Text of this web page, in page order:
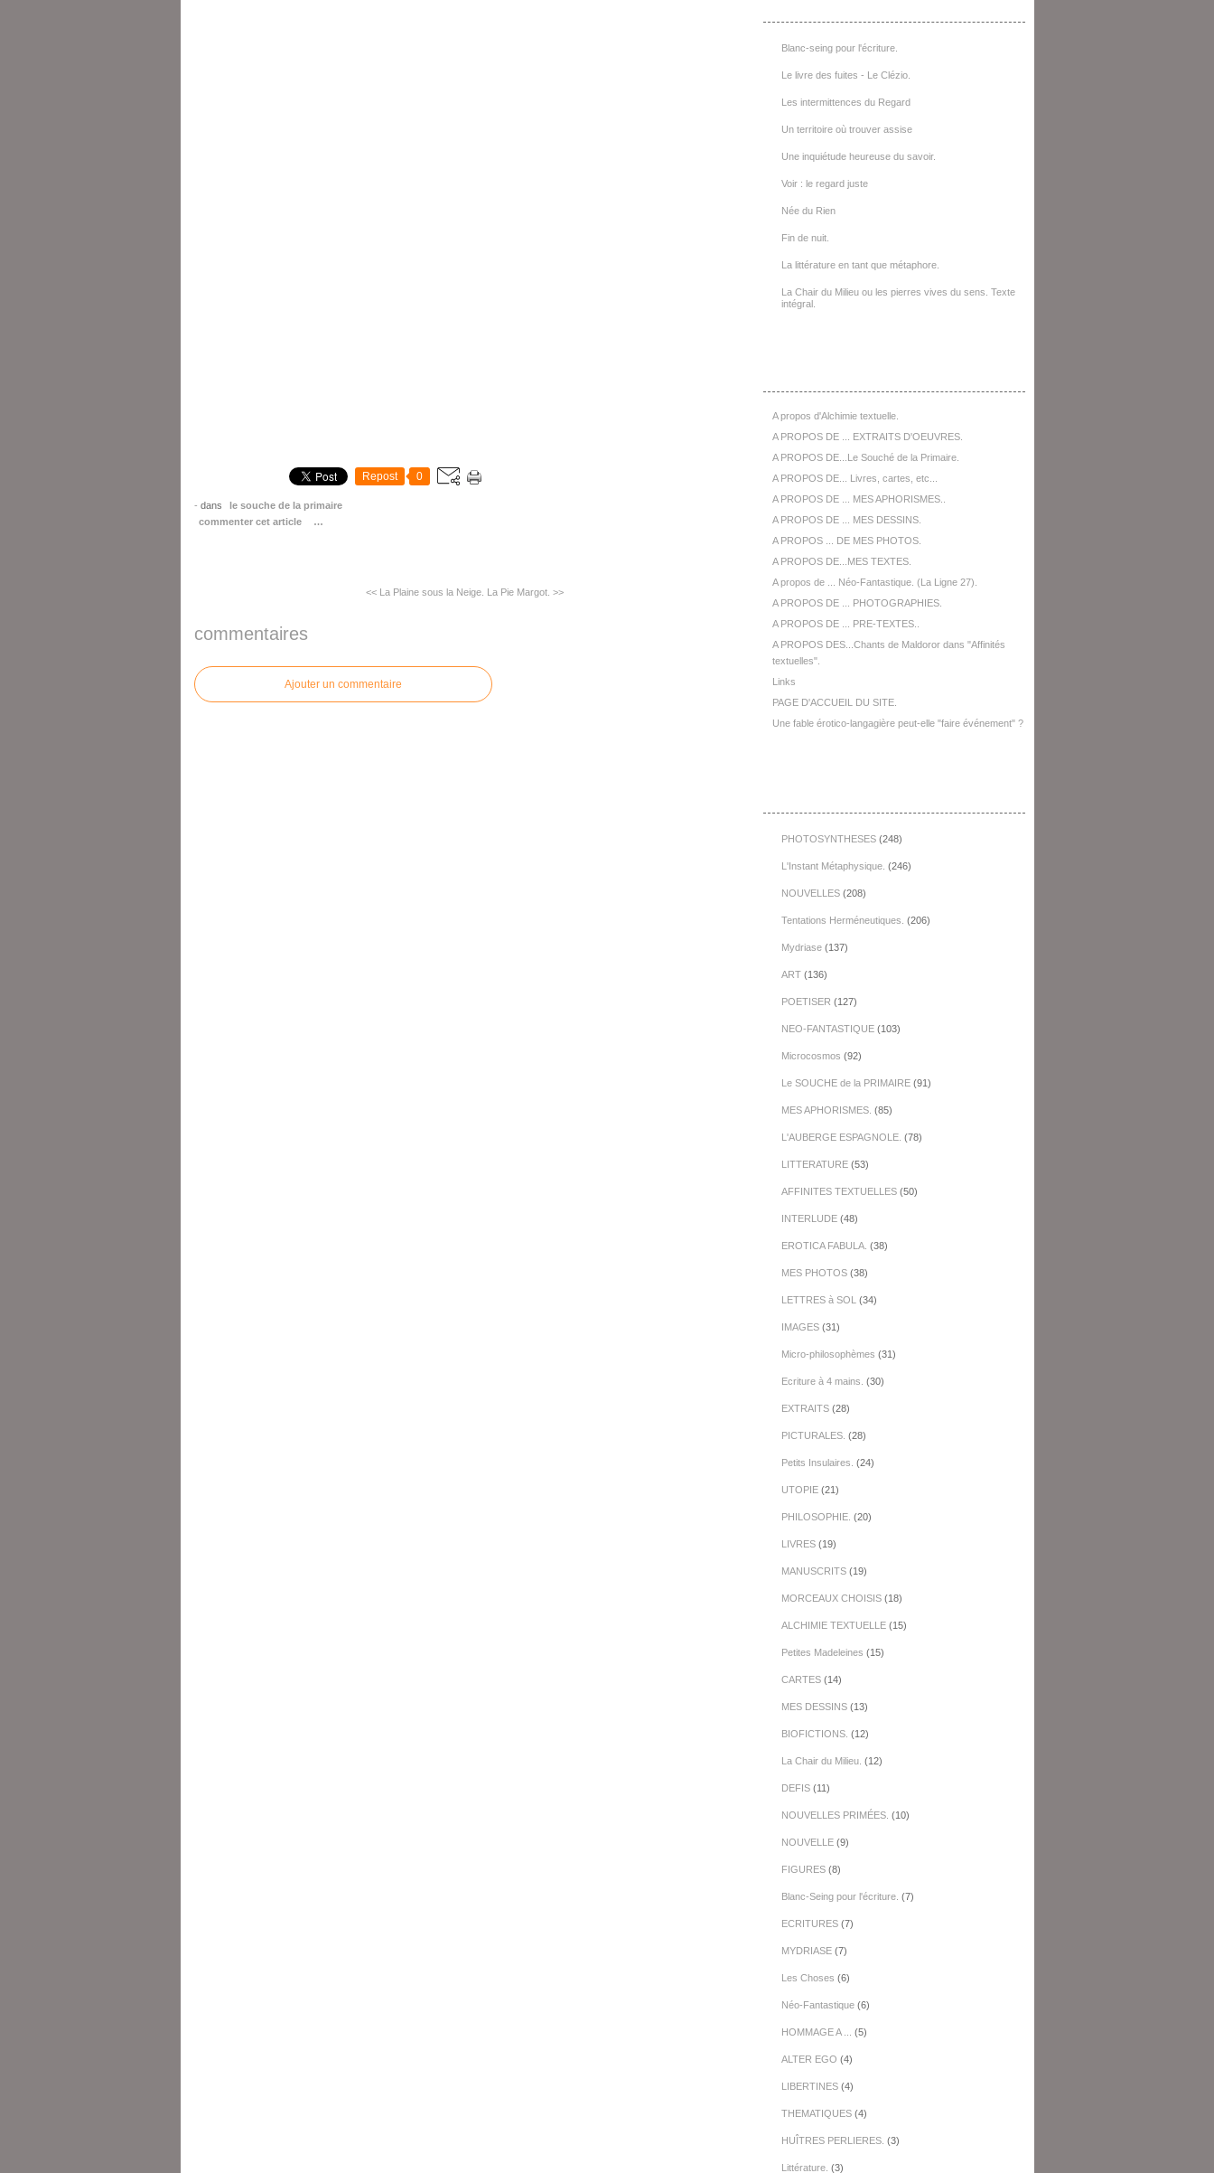
Repost 0
- dans
le souche de la primaire
commenter cet article
…
<< La Plaine sous la Neige. La Pie Margot. >>
commentaires
Ajouter un commentaire
Blanc-seing pour l'écriture.
Le livre des fuites - Le Clézio.
Les intermittences du Regard
Un territoire où trouver assise
Une inquiétude heureuse du savoir.
Voir : le regard juste
Née du Rien
Fin de nuit.
La littérature en tant que métaphore.
La Chair du Milieu ou les pierres vives du sens. Texte
intégral.
A propos d'Alchimie textuelle.
A PROPOS DE ... EXTRAITS D'OEUVRES.
A PROPOS DE...Le Souché de la Primaire.
A PROPOS DE... Livres, cartes, etc...
A PROPOS DE ... MES APHORISMES..
A PROPOS DE ... MES DESSINS.
A PROPOS ... DE MES PHOTOS.
A PROPOS DE...MES TEXTES.
A propos de ... Néo-Fantastique. (La Ligne 27).
A PROPOS DE ... PHOTOGRAPHIES.
A PROPOS DE ... PRE-TEXTES..
A PROPOS DES...Chants de Maldoror dans "Affinités
textuelles".
Links
PAGE D'ACCUEIL DU SITE.
Une fable érotico-langagière peut-elle "faire événement" ?
PHOTOSYNTHESES(248)
L'Instant Métaphysique. (246)
NOUVELLES(208)
Tentations Herméneutiques. (206)
Mydriase(137)
ART(136)
POETISER (127)
NEO-FANTASTIQUE(103)
Microcosmos (92)
Le SOUCHE de la PRIMAIRE(91)
MES APHORISMES. (85)
L'AUBERGE ESPAGNOLE. (78)
LITTERATURE(53)
AFFINITES TEXTUELLES(50)
INTERLUDE(48)
EROTICA FABULA. (38)
MES PHOTOS(38)
LETTRES à SOL (34)
IMAGES(31)
Micro-philosophèmes (31)
Ecriture à 4 mains. (30)
EXTRAITS(28)
PICTURALES. (28)
Petits Insulaires. (24)
UTOPIE(21)
PHILOSOPHIE. (20)
LIVRES(19)
MANUSCRITS(19)
MORCEAUX CHOISIS(18)
ALCHIMIE TEXTUELLE(15)
Petites Madeleines (15)
CARTES(14)
MES DESSINS(13)
BIOFICTIONS. (12)
La Chair du Milieu. (12)
DEFIS(11)
NOUVELLES PRIMÉES. (10)
NOUVELLE(9)
FIGURES(8)
Blanc-Seing pour l'écriture. (7)
ECRITURES(7)
MYDRIASE(7)
Les Choses (6)
Néo-Fantastique(6)
HOMMAGE A ... (5)
ALTER EGO (4)
LIBERTINES(4)
THEMATIQUES(4)
HUÎTRES PERLIERES. (3)
Littérature. (3)